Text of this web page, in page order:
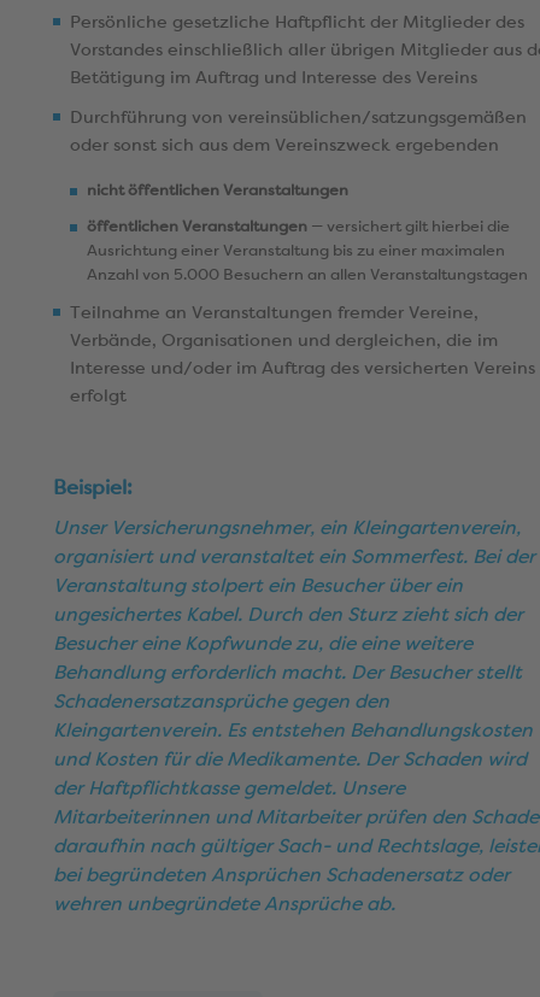
Persönliche gesetzliche Haftpflicht der Mitglieder des
Vorstandes einschließlich aller übrigen Mitglieder aus
Betätigung im Auftrag und Interesse des Vereins
Durchführung von vereinsüblichen/satzungsgemäßen
oder sonst sich aus dem Vereinszweck ergebenden
nicht öffentlichen Veranstaltungen
öffentlichen Veranstaltungen — versichert gilt hierbei die
Ausrichtung einer Veranstaltung bis zu einer maximalen
Anzahl von 5.000 Besuchern an allen Veranstaltungstagen
Teilnahme an Veranstaltungen fremder Vereine,
Verbände, Organisationen und dergleichen, die im
Interesse und/oder im Auftrag des versicherten Vereins
erfolgt
Beispiel:
Unser Versicherungsnehmer, ein Kleingartenverein,
organisiert und veranstaltet ein Sommerfest. Bei der
Veranstaltung stolpert ein Besucher über ein
ungesichertes Kabel. Durch den Sturz zieht sich der
Besucher eine Kopfwunde zu, die eine weitere
Behandlung erforderlich macht. Der Besucher stellt
Schadenersatzansprüche gegen den
Kleingartenverein. Es entstehen Behandlungskosten
und Kosten für die Medikamente. Der Schaden wird
der Haftpflichtkasse gemeldet. Unsere
Mitarbeiterinnen und Mitarbeiter prüfen den
daraufhin nach gültiger Sach- und Rechtslage,
bei begründeten Ansprüchen Schadenersatz oder
wehren unbegründete Ansprüche ab.